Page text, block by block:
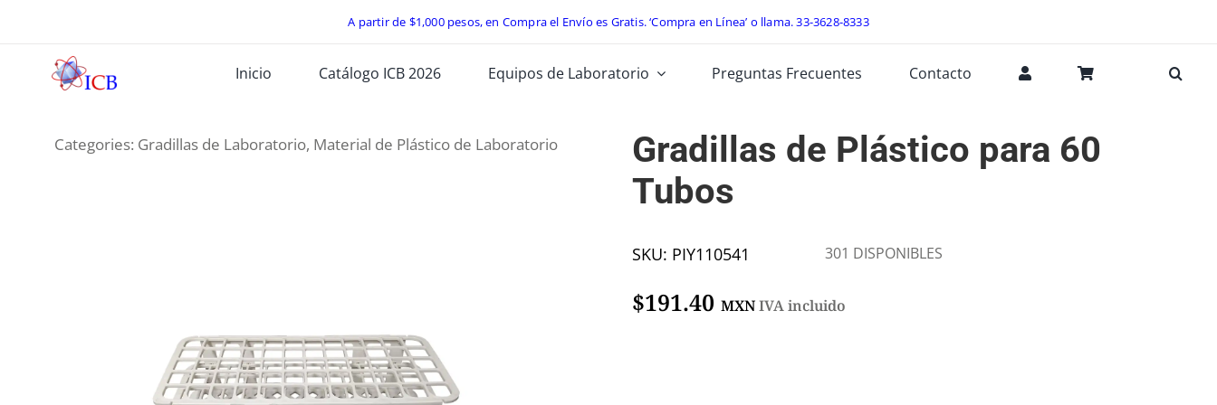
content
A partir de $1,000 pesos, en Compra el Envío es Gratis. ‘Compra en Línea’ o llama.33-3628-8333
Inicio Catálogo ICB 2026 Equipos de Laboratorio Preguntas Frecuentes Contacto
Categories: Gradillas de Laboratorio, Material de Plástico de Laboratorio
Gradillas de Plástico para 60
Tubos
SKU: PIY110541 301 DISPONIBLES
$191.40 MXNIVA incluido